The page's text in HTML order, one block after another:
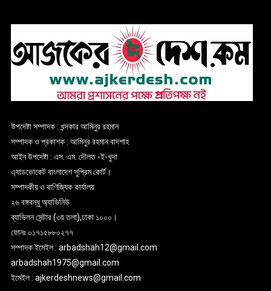
উপদেষ্টা সম্পাদক : খন্দকার আমিনুর রহমান
সম্পাদক ও প্রকাশক : আমিনুর রহমান বাদশাহ
আইন উপদেষ্টা : এস. এম. দৌলত -ই-খুদা
এ্যাডভোকেট বাংলাদেশ সুপ্রিম কোর্ট।
সম্পাদকীয় ও বাণিজ্যিক কার্যালয়
২৬ বঙ্গবন্ধু অ্যাভিনিউ
ব্যাভিলন সেন্টার (৩য় তলা),ঢাকা ১০০০।
ফোনঃ ০১৭১৫৮৮০২৭৭
সম্পাদক ইমেইল : arbadshah12@gmail.com
arbadshah1975@gmail.com
ইমেইল : ajkerdeshnews@gmail.com